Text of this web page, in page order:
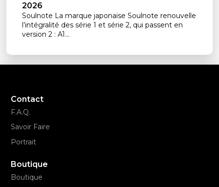
2026
Soulnote La marque japonaise Soulnote renouvelle
l’intégralité des série 1 et série 2, qui passent en
version 2 : A1...
Contact
F.A.Q.
Savoir Faire
Portrait
Boutique
Boutique